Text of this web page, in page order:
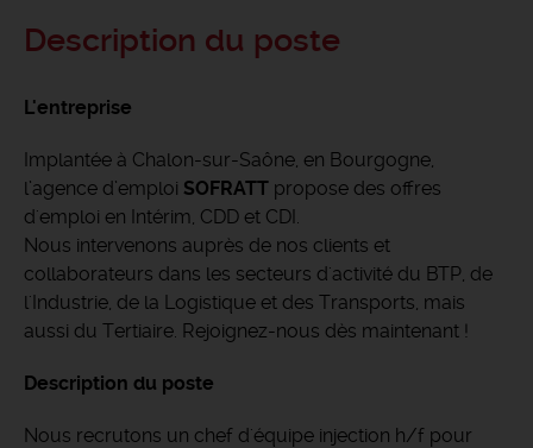
Description du poste
L'entreprise
Implantée à Chalon-sur-Saône, en Bourgogne,
l’agence d’emploi SOFRATT propose des offres
d'emploi en Intérim, CDD et CDI.
Nous intervenons auprès de nos clients et
collaborateurs dans les secteurs d'activité du BTP, de
l'Industrie, de la Logistique et des Transports, mais
aussi du Tertiaire. Rejoignez-nous dès maintenant !
Description du poste
Nous recrutons un chef d'équipe injection h/f pour